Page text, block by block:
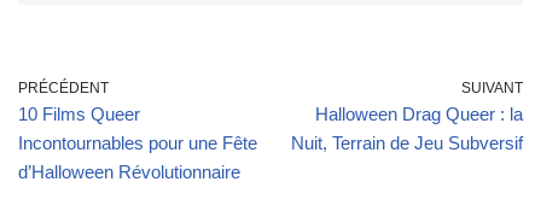
PRÉCÉDENT
10 Films Queer
Incontournables pour une Fête
d’Halloween Révolutionnaire
SUIVANT
Halloween Drag Queer : la
Nuit, Terrain de Jeu Subversif